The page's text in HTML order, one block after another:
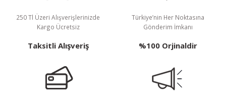
250 Tl Üzeri Alışverişlerinizde
Kargo Ücretsiz
Türkiye’nin Her Noktasına
Gönderim İmkanı
Taksitli Alışveriş %100 Orjinaldir